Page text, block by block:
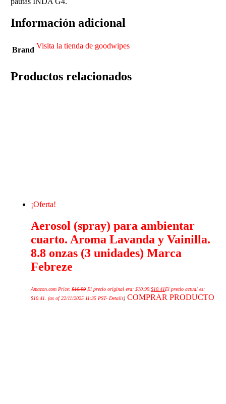
Información adicional
Brand Visita la tienda de goodwipes
Productos relacionados
¡Oferta!
Aerosol (spray) para ambientar
cuarto. Aroma Lavanda y Vainilla.
8.8 onzas (3 unidades) Marca
Febreze
Amazon.com Price:$10.99 El precio original era: $10.99.$10.41El precio actual es:
$10.41.
(as of 22/11/2025 11:35 PST- Details) COMPRAR PRODUCTO